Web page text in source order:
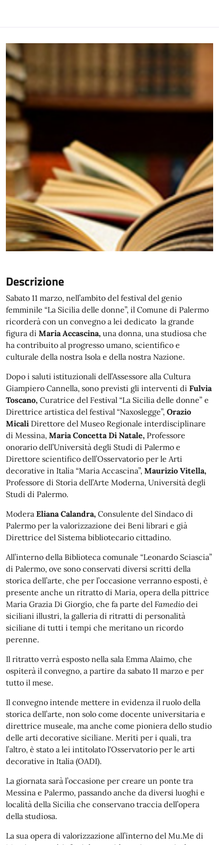
Descrizione
Sabato 11 marzo, nell’ambito del festival del genio
femminile “La Sicilia delle donne”, il Comune di Palermo
ricorderà con un convegno a lei dedicato la grande
figura di Maria Accascina, una donna, una studiosa che
ha contribuito al progresso umano, scientifico e
culturale della nostra Isola e della nostra Nazione.
Dopo i saluti istituzionali dell’Assessore alla Cultura
Giampiero Cannella, sono previsti gli interventi di Fulvia
Toscano, Curatrice del Festival “La Sicilia delle donne” e
Direttrice artistica del festival “Naxoslegge”, Orazio
Micali Direttore del Museo Regionale interdisciplinare
di Messina, Maria Concetta Di Natale, Professore
onorario dell’Università degli Studi di Palermo e
Direttore scientifico dell’Osservatorio per le Arti
decorative in Italia “Maria Accascina”, Maurizio Vitella,
Professore di Storia dell’Arte Moderna, Università degli
Studi di Palermo.
Modera Eliana Calandra, Consulente del Sindaco di
Palermo per la valorizzazione dei Beni librari e già
Direttrice del Sistema bibliotecario cittadino.
All’interno della Biblioteca comunale “Leonardo Sciascia”
di Palermo, ove sono conservati diversi scritti della
storica dell’arte, che per l’occasione verranno esposti, è
presente anche un ritratto di Maria, opera della pittrice
Maria Grazia Di Giorgio, che fa parte del Famedio dei
siciliani illustri, la galleria di ritratti di personalità
siciliane di tutti i tempi che meritano un ricordo
perenne.
Il ritratto verrà esposto nella sala Emma Alaimo, che
ospiterà il convegno, a partire da sabato 11 marzo e per
tutto il mese.
Il convegno intende mettere in evidenza il ruolo della
storica dell’arte, non solo come docente universitaria e
direttrice museale, ma anche come pioniera dello studio
delle arti decorative siciliane. Meriti per i quali, tra
l’altro, è stato a lei intitolato l'Osservatorio per le arti
decorative in Italia (OADI).
La giornata sarà l’occasione per creare un ponte tra
Messina e Palermo, passando anche da diversi luoghi e
località della Sicilia che conservano traccia dell’opera
della studiosa.
La sua opera di valorizzazione all’interno del Mu.Me di